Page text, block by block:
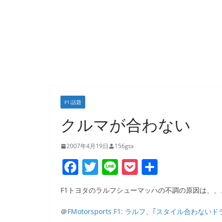
F1:話題
クルマが合わない
2007年4月19日 156gta
F
a
c
e
T
w
itt
er
Li
n
e
P
o
ck
et
有
F1トヨタのラルフシューマッハの不調の原因は、、
＠FMotorsports F1: ラルフ、｢スタイル合わないド